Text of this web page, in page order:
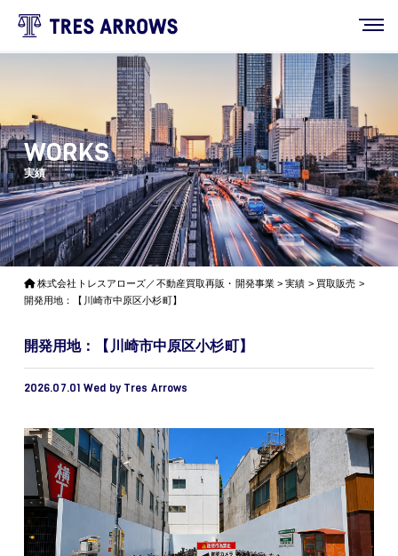
WORKS
実績
株式会社トレスアローズ／不動産買取再販・開発事業 >実績 > 買取販売 >
開発用地：【川崎市中原区小杉町】
開発用地：【川崎市中原区小杉町】
2026.07.01 Wed by Tres Arrows